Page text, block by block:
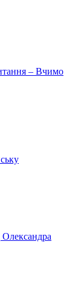
– Вчимо
Олександра